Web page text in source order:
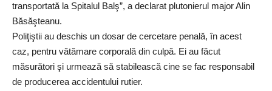
transportată la Spitalul Balş”, a declarat plutonierul major Alin
Băsăşteanu.
Poliţiştii au deschis un dosar de cercetare penală, în acest
caz, pentru vătămare corporală din culpă. Ei au făcut
măsurători şi urmează să stabilească cine se fac responsabil
de producerea accidentului rutier.